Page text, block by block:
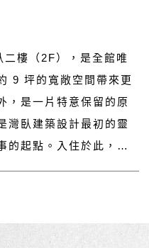
樓（2F），是全館唯
9 坪的寬敞空間帶來更
，是一片特意保留的原
灣臥建築設計最初的靈
的起點。入住於此，彷
與節奏。
靈感的相思樹林，這間